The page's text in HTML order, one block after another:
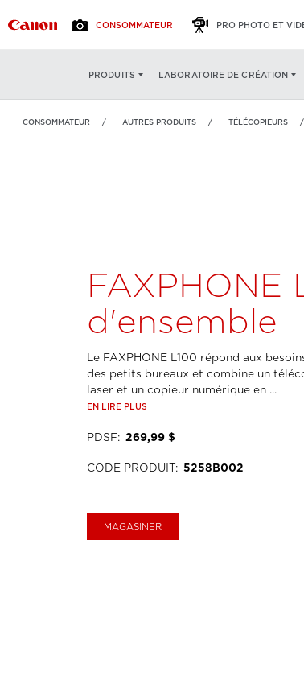
CONSOMMATEUR PRO PHOTO ET
PRODUITS LABORATOIRE DE CRÉATION
FAXPHONE L100 VUE D'ENSEMBLE
CONSOMMATEUR AUTRES PRODUITS TÉLÉCOPIEURS
FAXPHONE
d'ensemble
Le FAXPHONE L100 répond aux
des petits bureaux et combine un
laser et un copieur numérique en ...
EN LIRE PLUS
PDSF: 269,99 $
CODE PRODUIT: 5258B002
MAGASINER